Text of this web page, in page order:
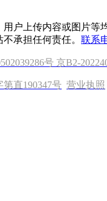
户上传内容或图片等
承担任何责任。 联系
号 京B2-
第直190347号 营业执照